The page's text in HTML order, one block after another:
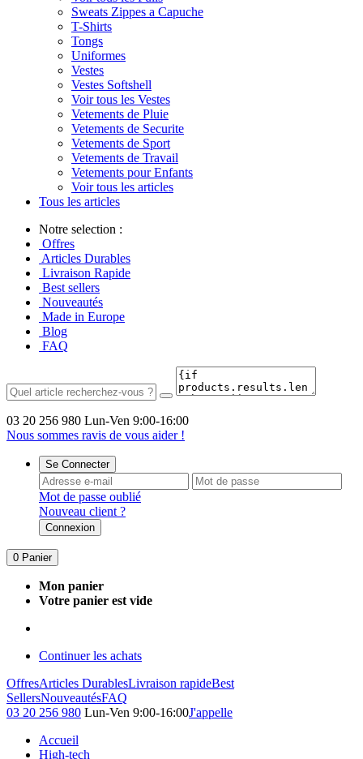
Sweats Zippes a Capuche
T-Shirts
Tongs
Uniformes
Vestes
Vestes Softshell
Voir tous les Vestes
Vetements de Pluie
Vetements de Securite
Vetements de Sport
Vetements de Travail
Vetements pour Enfants
Voir tous les articles
Tous les articles
Notre selection :
Offres
Articles Durables
Livraison Rapide
Best sellers
Nouveautés
Made in Europe
Blog
FAQ
03 20 256 980 Lun-Ven 9:00-16:00
Nous sommes ravis de vous aider !
Se Connecter
Mot de passe oublié
Nouveau client ?
Connexion
0 Panier
Mon panier
Votre panier est vide
Continuer les achats
OffresArticles DurablesLivraison rapideBest
SellersNouveautésFAQ
03 20 256 980 Lun-Ven 9:00-16:00J'appelle
Accueil
High-tech